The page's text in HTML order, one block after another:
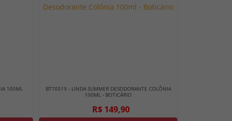
100ML
BT70519 - LINDA SUMMER DESODORANTE COLÔNIA
100ML - BOTICÁRIO
R$ 149,90